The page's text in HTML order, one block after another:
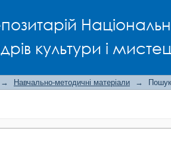
культури і
→ Навчально-методичні матеріали → Пошук